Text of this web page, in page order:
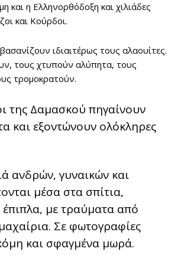
και η Ελληνορθόδοξη και χιλιάδες
και Κούρδοι.
ιδιαιτέρως τους αλαουίτες.
τους χτυπούν αλύπητα, τους
τρομοκρατούν.
της Δαμασκού πηγαίνουν
και εξοντώνουν ολόκληρες
ανδρών, γυναικών και
μέσα στα σπίτια,
με τραύματα από
Σε φωτογραφίες
και σφαγμένα μωρά.